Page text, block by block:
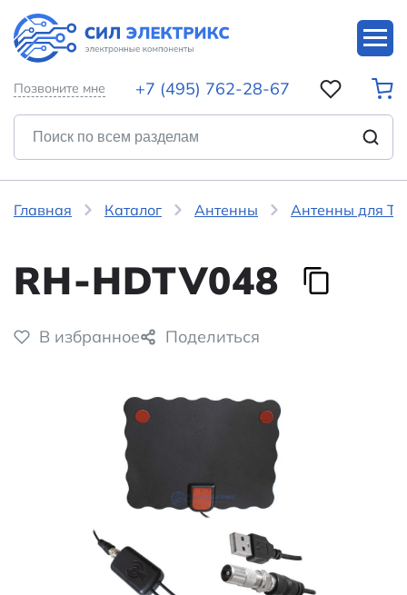
Позвоните мне +7 (495) 762-28-67
Главная Каталог Антенны Антенны для ТВ
RH-HDTV048
В избранное Поделиться